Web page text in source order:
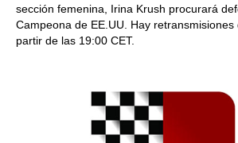
sección femenina, Irina Krush procurará
Campeona de EE.UU. Hay retransmisiones
partir de las 19:00 CET.